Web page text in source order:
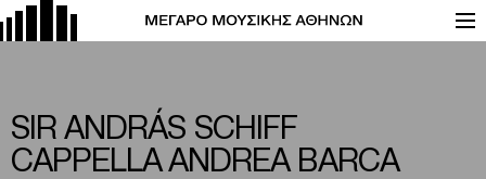
SIR ANDRÁS SCHIFF
CAPPELLA ANDREA BARCA